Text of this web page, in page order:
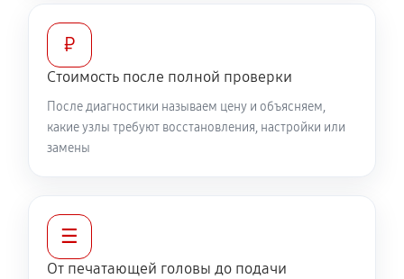
₽
Стоимость после полной проверки
После диагностики называем цену и объясняем,
какие узлы требуют восстановления, настройки или
замены
☰
От печатающей головы до подачи